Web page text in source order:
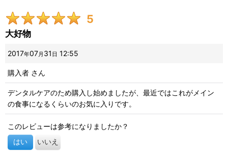
5
大好物
2017年07月 31 日 12:55
購入者 さん
デンタルケアのため購入し始めましたが、最近ではこれがメイン
の食事になるくらいのお気に入りです。
このレビューは参考になりましたか？
はい いいえ